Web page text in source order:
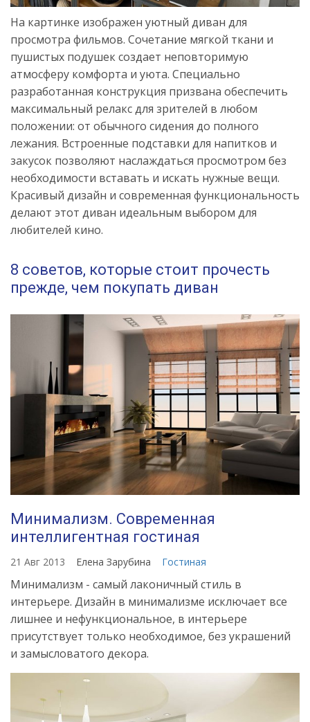
На картинке изображен уютный диван для
просмотра фильмов. Сочетание мягкой ткани и
пушистых подушек создает неповторимую
атмосферу комфорта и уюта. Специально
разработанная конструкция призвана обеспечить
максимальный релакс для зрителей в любом
положении: от обычного сидения до полного
лежания. Встроенные подставки для напитков и
закусок позволяют наслаждаться просмотром без
необходимости вставать и искать нужные вещи.
Красивый дизайн и современная функциональность
делают этот диван идеальным выбором для
любителей кино.
8 советов, которые стоит прочесть
прежде, чем покупать диван
Минимализм. Современная
интеллигентная гостиная
21 Авг 2013 Елена Зарубина Гостиная
Минимализм - самый лаконичный стиль в
интерьере. Дизайн в минимализме исключает все
лишнее и нефункциональное, в интерьере
присутствует только необходимое, без украшений
и замысловатого декора.